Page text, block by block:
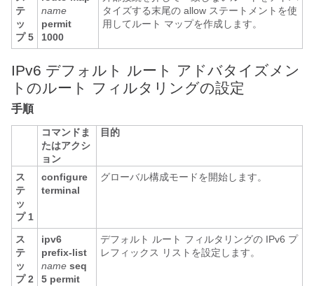
テ
ッ
プ 5
name
permit
1000
タイズする末尾の allow ステートメントを使
用してルート マップを作成します。
IPv6 デフォルト ルート アドバタイズメン
トのルート フィルタリングの設定
手順
コマンドま
たはアクシ
ョン
目的
ス
テ
ッ
プ 1
configure
terminal
グローバル構成モードを開始します。
ス
テ
ッ
プ 2
ipv6
prefix-list
name seq
5 permit
デフォルト ルート フィルタリングの IPv6 プ
レフィックス リストを設定します。